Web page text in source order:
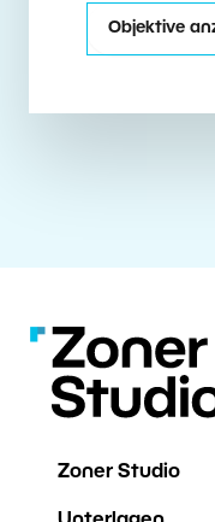
Objektive
Zoner Studio